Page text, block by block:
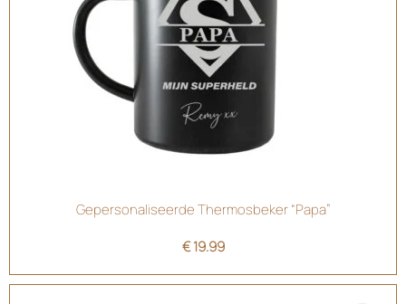
Gepersonaliseerde Thermosbeker “Papa”
€19.99